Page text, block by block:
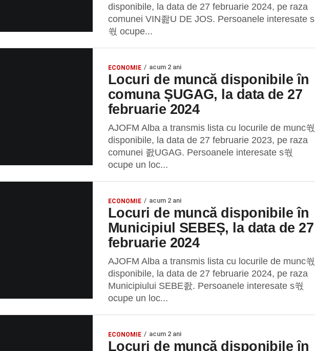
disponibile, la data de 27 februarie 2024, pe raza
comunei VIN좚U DE JOS. Persoanele interesate s
쒃 ocupe...
ECONOMIE acum 2 ani
Locuri de muncă disponibile în
comuna ȘUGAG, la data de 27
februarie 2024
AJOFM Alba a transmis lista cu locurile de munc쒃
disponibile, la data de 27 februarie 2023, pe raza
comunei 좘UGAG. Persoanele interesate s쒃
ocupe un loc...
ECONOMIE acum 2 ani
Locuri de muncă disponibile în
Municipiul SEBEȘ, la data de 27
februarie 2024
AJOFM Alba a transmis lista cu locurile de munc쒃
disponibile, la data de 27 februarie 2024, pe raza
Municipiului SEBE좘. Persoanele interesate s쒃
ocupe un loc...
ECONOMIE acum 2 ani
Locuri de muncă disponibile în